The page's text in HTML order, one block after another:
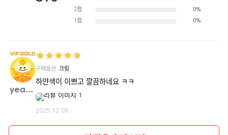
2점 0%
1점 0%
yeany**
구매옵션 크림
하얀색이 이쁘고 깔끔하네요 ㅋㅋ
2025.12.08